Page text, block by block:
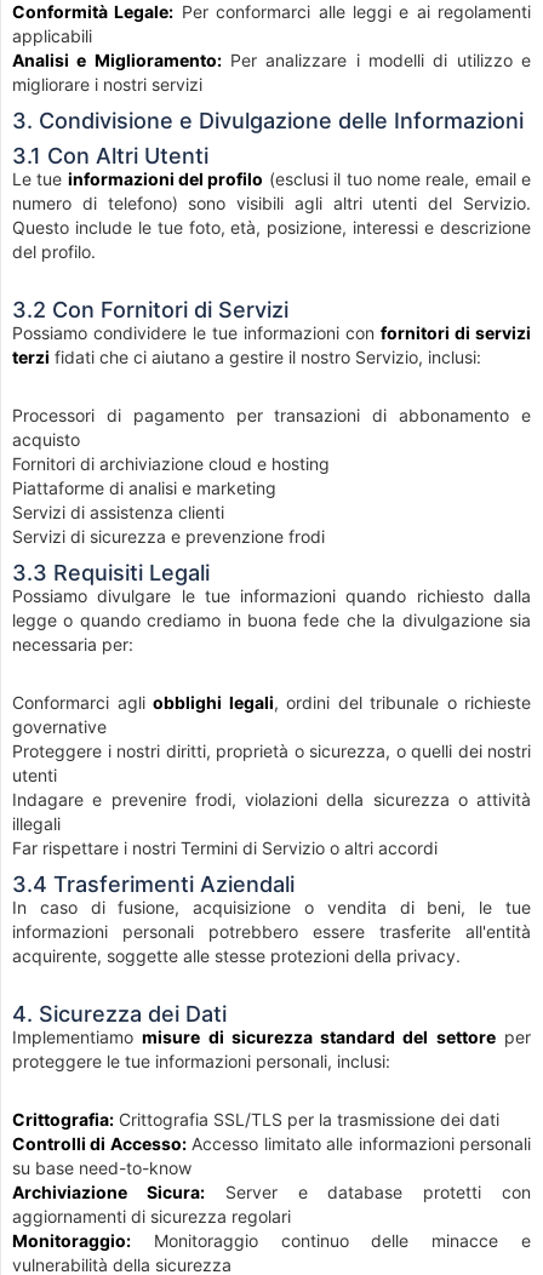
Conformità Legale: Per conformarci alle leggi e ai regolamenti
applicabili
Analisi e Miglioramento:Per analizzare i modelli di utilizzo e
migliorare i nostri servizi
3. Condivisione e Divulgazione delle Informazioni
3.1 Con Altri Utenti
Le tue informazioni del profilo (esclusi il tuo nome reale, email e
numero di telefono) sono visibili agli altri utenti del Servizio.
Questo include le tue foto, età, posizione, interessi e descrizione
del profilo.
3.2 Con Fornitori di Servizi
Possiamo condividere le tue informazioni con fornitori di servizi
terzi fidati che ci aiutano a gestire il nostro Servizio, inclusi:
Processori di pagamento per transazioni di abbonamento e
acquisto
Fornitori di archiviazione cloud e hosting
Piattaforme di analisi e marketing
Servizi di assistenza clienti
Servizi di sicurezza e prevenzione frodi
3.3 Requisiti Legali
Possiamo divulgare le tue informazioni quando richiesto dalla
legge o quando crediamo in buona fede che la divulgazione sia
necessaria per:
Conformarci agli obblighi legali, ordini del tribunale o richieste
governative
Proteggere i nostri diritti, proprietà o sicurezza, o quelli dei nostri
utenti
Indagare e prevenire frodi, violazioni della sicurezza o attività
illegali
Far rispettare i nostri Termini di Servizio o altri accordi
3.4 Trasferimenti Aziendali
In caso di fusione, acquisizione o vendita di beni, le tue
informazioni personali potrebbero essere trasferite all'entità
acquirente, soggette alle stesse protezioni della privacy.
4. Sicurezza dei Dati
Implementiamomisure di sicurezza standard del settoreper
proteggere le tue informazioni personali, inclusi:
Crittografia: Crittografia SSL/TLS per la trasmissione dei dati
Controlli di Accesso:Accesso limitato alle informazioni personali
su base need-to-know
Archiviazione Sicura:Server e database protetti con
aggiornamenti di sicurezza regolari
Monitoraggio: Monitoraggio continuo delle minacce e
vulnerabilità della sicurezza